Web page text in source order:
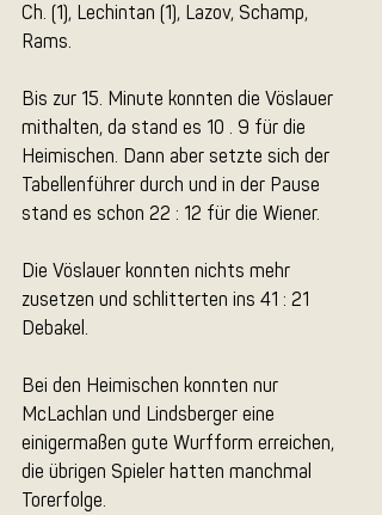
Ch. (1), Lechintan (1), Lazov, Schamp,
Rams.
Bis zur 15. Minute konnten die Vöslauer
mithalten, da stand es 10 . 9 für die
Heimischen. Dann aber setzte sich der
Tabellenführer durch und in der Pause
stand es schon 22 : 12 für die Wiener.
Die Vöslauer konnten nichts mehr
zusetzen und schlitterten ins 41 : 21
Debakel.
Bei den Heimischen konnten nur
McLachlan und Lindsberger eine
einigermaßen gute Wurfform erreichen,
die übrigen Spieler hatten manchmal
Torerfolge.